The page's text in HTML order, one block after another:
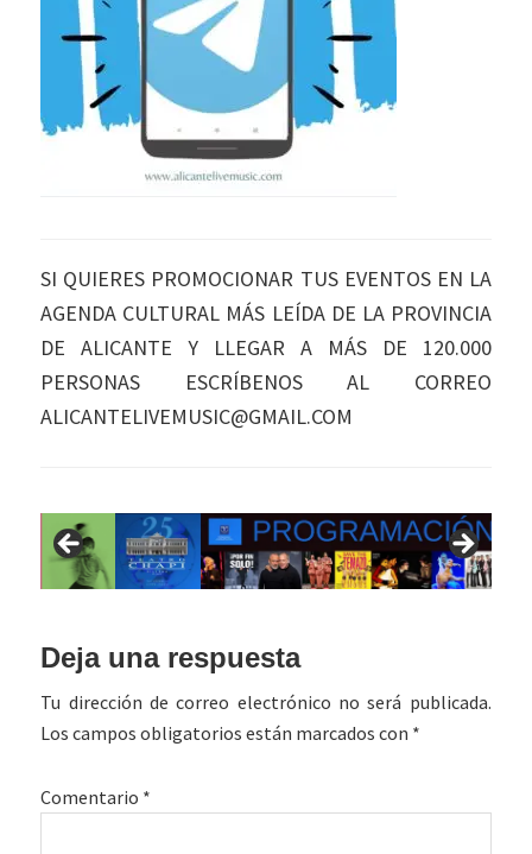
SI QUIERES PROMOCIONAR TUS EVENTOS EN LA
AGENDA CULTURAL MÁS LEÍDA DE LA PROVINCIA
DE ALICANTE Y LLEGAR A MÁS DE 120.000
PERSONAS ESCRÍBENOS AL CORREO
ALICANTELIVEMUSIC@GMAIL.COM
Interacciones
con
los
Deja una respuesta
Tu dirección de correo electrónico no será publicada.
Los campos obligatorios están marcados con *
Comentario *